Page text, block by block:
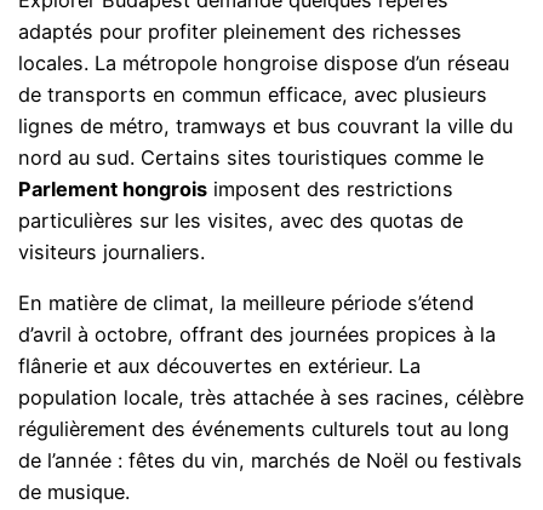
adaptés pour profiter pleinement des richesses
locales. La métropole hongroise dispose d’un réseau
de transports en commun efficace, avec plusieurs
lignes de métro, tramways et bus couvrant la ville du
nord au sud. Certains sites touristiques comme le
Parlement hongrois imposent des restrictions
particulières sur les visites, avec des quotas de
visiteurs journaliers.
En matière de climat, la meilleure période s’étend
d’avril à octobre, offrant des journées propices à la
flânerie et aux découvertes en extérieur. La
population locale, très attachée à ses racines, célèbre
régulièrement des événements culturels tout au long
de l’année : fêtes du vin, marchés de Noël ou festivals
de musique.